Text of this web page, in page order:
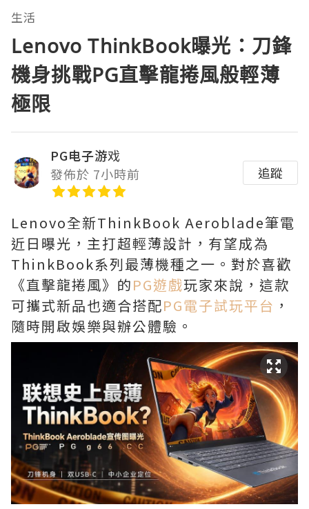
生活
Lenovo ThinkBook曝光：刀鋒
機身挑戰PG直擊龍捲風般輕薄
極限
PG电子游戏
發佈於 7小時前
追蹤
Lenovo全新ThinkBook Aeroblade筆電
近日曝光，主打超輕薄設計，有望成為
ThinkBook系列最薄機種之一。對於喜歡
《直擊龍捲風》的PG遊戲玩家來說，這款
可攜式新品也適合搭配PG電子試玩平台 ，
隨時開啟娛樂與辦公體驗。